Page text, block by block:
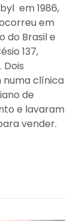
em 1986,
em
do Brasil e
137,
clínica
de
e lavaram
vender.